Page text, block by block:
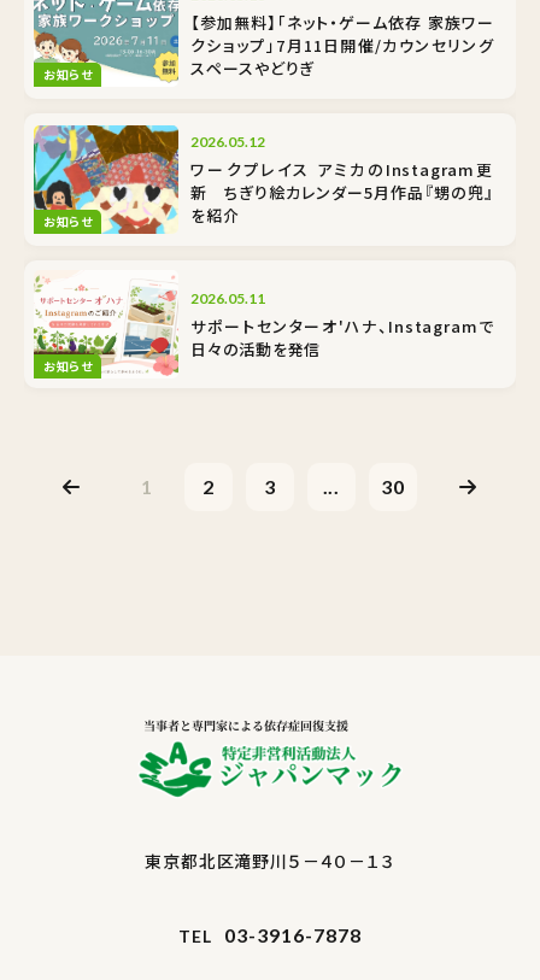
お知らせ
【参加無料】「ネット・ゲーム依存 家族ワー
クショップ」7月11日開催/カウンセリング
スペースやどりぎ
お知らせ
2026.05.12
ワークプレイス アミカのInstagram更
新 ちぎり絵カレンダー5月作品『甥の兜』
を紹介
お知らせ
2026.05.11
サポートセンターオ'ハナ、Instagramで
日々の活動を発信
1 2 3 ... 30
東京都北区滝野川５－４０－１３
TEL 03-3916-7878